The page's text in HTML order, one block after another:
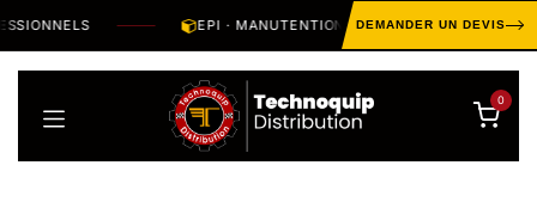
EPI · MANUTENTION · OUTILLAGE · HYGIÈNE ·
DEMANDER UN DEVIS
0